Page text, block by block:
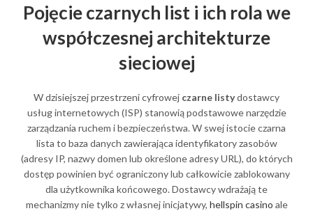
Pojęcie czarnych list i ich rola we
współczesnej architekturze
sieciowej
W dzisiejszej przestrzeni cyfrowej czarne listydostawcy
usług internetowych (ISP) stanowią podstawowe narzędzie
zarządzania ruchem i bezpieczeństwa. W swej istocie czarna
lista to baza danych zawierająca identyfikatory zasobów
(adresy IP, nazwy domen lub określone adresy URL), do których
dostęp powinien być ograniczony lub całkowicie zablokowany
dla użytkownika końcowego. Dostawcy wdrażają te
mechanizmy nie tylko z własnej inicjatywy, hellspin casino ale